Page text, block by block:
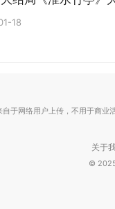
18
于网络用户上传，不用于商
关于
©